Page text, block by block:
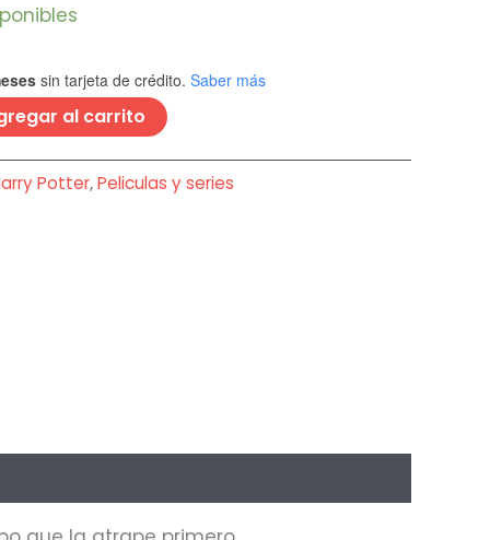
sin tarjeta de crédito. Saber más
al carrito
Potter,Peliculas y series